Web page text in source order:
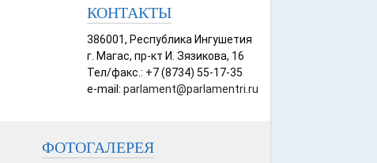
КОНТАКТЫ
386001, Республика Ингушетия
г. Магас, пр-кт И. Зязикова, 16
Тел/факс.: +7 (8734) 55-17-35
e-mail: parlament@parlamentri.ru
ФОТОГАЛЕРЕЯ